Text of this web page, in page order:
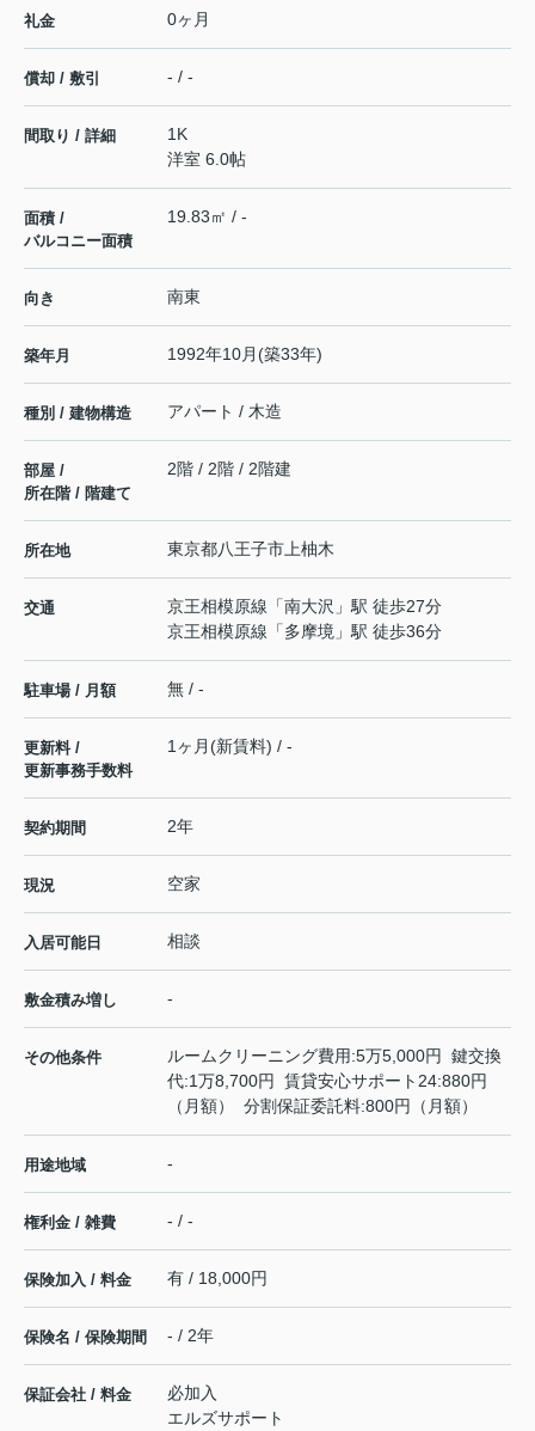
礼金 0ヶ月
償却 / 敷引 - / -
間取り / 詳細
1K
洋室 6.0帖
面積 /
バルコニー面積
19.83㎡ / -
向き 南東
築年月 1992年10月(築33年)
種別 / 建物構造 アパート / 木造
部屋 /
所在階 / 階建て
2階 / 2階 / 2階建
所在地 東京都八王子市 上柚木
交通 京王相模原線 「南大沢 」駅 徒歩27分
京王相模原線 「多摩境 」駅 徒歩36分
駐車場 / 月額 無 / -
更新料 /
更新事務手数料
1ヶ月(新賃料) / -
契約期間 2年
現況 空家
入居可能日 相談
敷金積み増し -
その他条件
ルームクリーニング費用:5万5,000円 鍵交換
代:1万8,700円 賃貸安心サポート24:880円
（月額） 分割保証委託料:800円（月額）
用途地域 -
権利金 / 雑費 - / -
保険加入 / 料金 有 / 18,000円
保険名 / 保険期間 - / 2年
保証会社 / 料金
必加入
エルズサポート